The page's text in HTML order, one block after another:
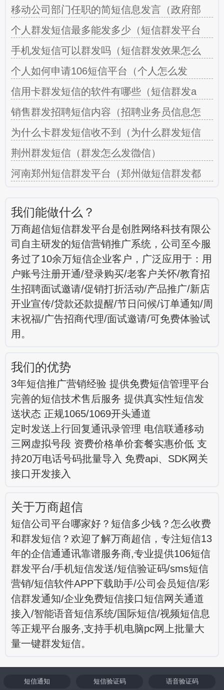
移动公司部门任职的简短信息发言（政府部
个人群发短信最多能发多少（短信群发平台
手机发短信可以群发吗（短信群发效果怎么
个人如何申请106短信平台（个人怎么发
信用卡群发短信的软件有哪些（短信群发a
销售群发招聘短信内容（招聘业务员信息怎
为什么卡群发短信收不到（为什么群发短信
荆州群发短信（群发怎么发㣲信）
河南郑州短信群发平台（郑州做短信群发都
我们能做什么？
万商超信短信群发平台是创胜网络科技有限公
司自主研发的短信营销推广系统，公司至今服
务过了10余万短信企业客户，广泛应用于：用
户账号注册开通/登录购买/老客户关怀/教育招
生招聘面试邀请/促销打折活动/产品推广/新店
开业宣传/贷款还款提醒/节日问候/订单通知/周
末祝福/广告招商代理/面试邀请/可免费体验试
用。
我们的优势
3年短信推广营销经验 提供免费短信管理平台
完善的短信技术售后服务 提供真实性短信发
送状态 正规1065/1069开头通道
定时发送上行回复通讯录管理 电信联通移动
三网虚拟号段 资费价格单价套餐实惠价低 支
持20万电话号码批量导入 免费api、SDK网关
接口开发接入
关于万商超信
短信公司平台哪家好？短信多少钱？怎么收费
和群发短信？欢迎了解万商超信，专注短信13
年的企信通通讯靠谱服务商,专业提供106短信
群发平台/手机短信发送/短信验证码/sms短信
营销/短信软件APP下载助手/公司会员短信/彩
信群发通知/企业免费短信接口短信网关通道
接入/智能语音短信系统/国际短信/视频短信息
等正规平台服务,支持手机电脑pc网上批量大
量一键群发短信。
短信通知 短信验证码 语音验证码